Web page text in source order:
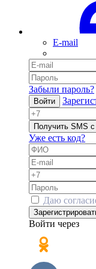
E-mail
Забыли пароль?
Войти
Получить SMS
Уже есть код?
Даю
Войти через